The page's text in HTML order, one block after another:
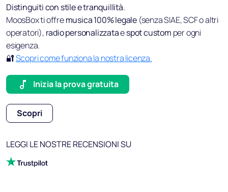
Distinguiti con stile e tranquillità.
MoosBox ti offremusica 100% legale (senza SIAE, SCF o altri
operatori), radio personalizzataespot custom per ogni
esigenza.
🔐Scopri come funziona la nostra licenza.
Inizia la prova gratuita
Scopri
LEGGI LE NOSTRE RECENSIONI SU